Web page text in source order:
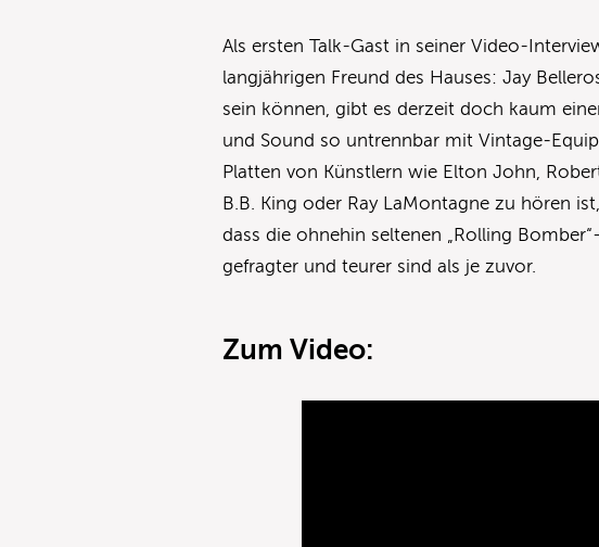
Als ersten Talk-Gast in seiner Video-
langjährigen Freund des Hauses: Jay
sein können, gibt es derzeit doch kaum
und Sound so untrennbar mit Vintage-
Platten von Künstlern wie Elton John,
B.B. King oder Ray LaMontagne zu hören
dass die ohnehin seltenen „Rolling
gefragter und teurer sind als je zuvor.
Zum Video: